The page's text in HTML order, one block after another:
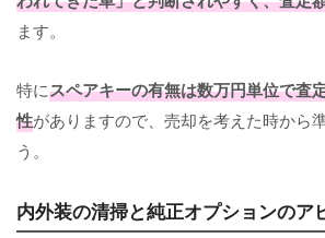
ます。
特にスペアキーの有無は数万円単位で査
性がありますので、売却を考えた時から
う。
内外装の清掃と純正オプションのア